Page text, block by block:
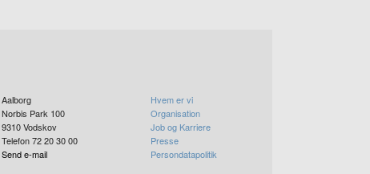
Aalborg
Norbis Park 100
9310 Vodskov
Telefon 72 20 30 00
Send e-mail
Hvem er vi
Organisation
Job og Karriere
Presse
Persondatapolitik